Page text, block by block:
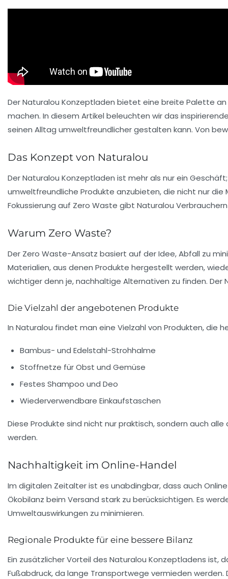
DerNaturalou Konzeptladen bietet eine breite Palette
machen. In diesem Artikel beleuchten wir das
seinen Alltag umweltfreundlicher gestalten kann. Von
Das Konzept von Naturalou
Der Naturalou Konzeptladen ist mehr als nur ein
umweltfreundliche Produkte anzubieten, die nicht nur die
Fokussierung auf Zero Waste gibt Naturalou
Warum Zero Waste?
Der Zero Waste-Ansatz basiert auf der Idee, Abfall zu
Materialien, aus denen Produkte hergestellt werden,
wichtiger denn je, nachhaltige Alternativen zu finden.
Die Vielzahl der angebotenen Produkte
In Naturalou findet man eine Vielzahl von Produkten, die
Bambus- und Edelstahl-Strohhalme
Stoffnetze für Obst und Gemüse
Festes Shampoo und Deo
Wiederverwendbare Einkaufstaschen
Diese Produkte sind nicht nur praktisch, sondern auch
werden.
Nachhaltigkeit im Online-Handel
Im digitalen Zeitalter ist es unabdingbar, dass auch
Ökobilanz beim Versand stark zu berücksichtigen. Es
Umweltauswirkungen zu minimieren.
Regionale Produkte für eine bessere Bilanz
Ein zusätzlicher Vorteil des Naturalou Konzeptladens
Fußabdruck, da lange Transportwege vermieden